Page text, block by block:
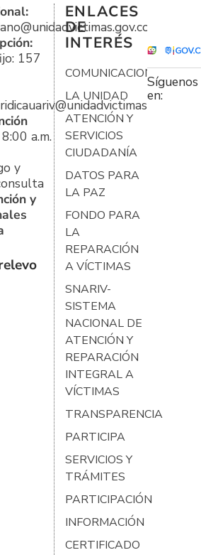
157
a.m.
y
y
ENLACES
DE
INTERÉS
COMUNICACIONES
LA UNIDAD
ATENCIÓN Y
SERVICIOS
CIUDADANÍA
DATOS PARA
LA PAZ
FONDO PARA
LA
REPARACIÓN
A VÍCTIMAS
SNARIV-
SISTEMA
NACIONAL DE
ATENCIÓN Y
REPARACIÓN
INTEGRAL A
VÍCTIMAS
TRANSPARENCIA
PARTICIPA
SERVICIOS Y
TRÁMITES
PARTICIPACIÓN
INFORMACIÓN
CERTIFICADO
Síguenos
en: